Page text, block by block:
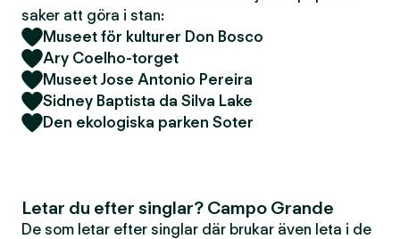
saker att göra i stan:
Museet för kulturer Don Bosco
Ary Coelho-torget
Museet Jose Antonio Pereira
Sidney Baptista da Silva Lake
Den ekologiska parken Soter
Letar du efter singlar? Campo Grande
De som letar efter singlar där brukar även leta i de